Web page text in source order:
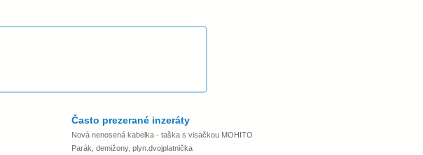
Často prezerané inzeráty
Nová nenosená kabelka - taška s visačkou MOHITO
Parák, demižony, plyn.dvojplatnička